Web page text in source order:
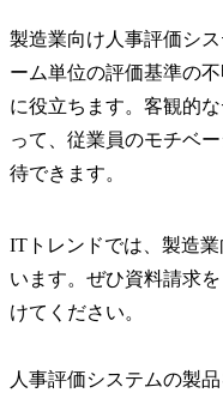
製造業向け人事評価シ
ーム単位の評価基準の
に役立ちます。客観的
って、従業員のモチベ
待できます。
ITトレンドでは、製造
います。ぜひ資料請求
けてください。
人事評価システムの製